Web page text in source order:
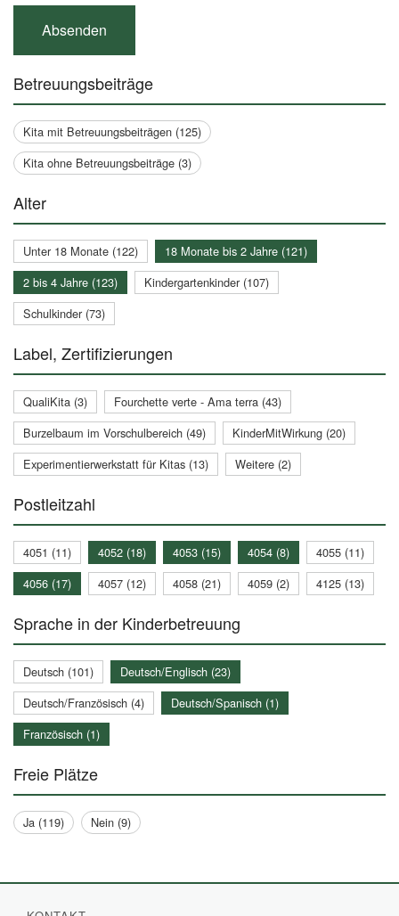
Betreuungsbeiträge
Kita mit Betreuungsbeiträgen (125)
Kita ohne Betreuungsbeiträge (3)
Alter
Unter 18 Monate (122)
18 Monate bis 2 Jahre (121)
2 bis 4 Jahre (123)
Kindergartenkinder (107)
Schulkinder (73)
Label, Zertifizierungen
QualiKita (3)
Fourchette verte - Ama terra (43)
Burzelbaum im Vorschulbereich (49)
KinderMitWirkung (20)
Experimentierwerkstatt für Kitas (13)
Weitere (2)
Postleitzahl
4051 (11) 4052 (18) 4053 (15) 4054 (8)
4055 (11)
4056 (17)
4057 (12) 4058 (21) 4059 (2) 4125 (13)
Sprache in der Kinderbetreuung
Deutsch (101)
Deutsch/Englisch (23)
Deutsch/Französisch (4)
Deutsch/Spanisch (1)
Französisch (1)
Freie Plätze
Ja (119) Nein (9)